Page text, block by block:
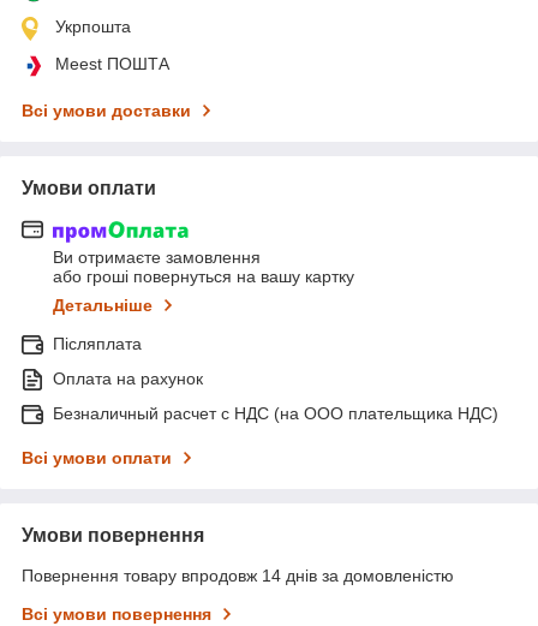
Укрпошта
Meest ПОШТА
Всі умови доставки
Умови оплати
Ви отримаєте замовлення
або гроші повернуться на вашу картку
Детальніше
Післяплата
Оплата на рахунок
Безналичный расчет с НДС (на ООО плательщика НДС)
Всі умови оплати
Умови повернення
Повернення товару впродовж 14 днів за домовленістю
Всі умови повернення